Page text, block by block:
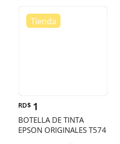
RD$ 1
BOTELLA DE TINTA
EPSON ORIGINALES T574